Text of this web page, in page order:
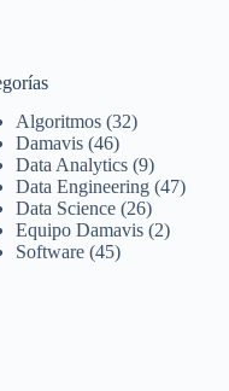
Algoritmos (32)
Damavis (46)
Data Analytics (9)
Data Engineering (47)
Data Science (26)
Equipo Damavis (2)
Software (45)